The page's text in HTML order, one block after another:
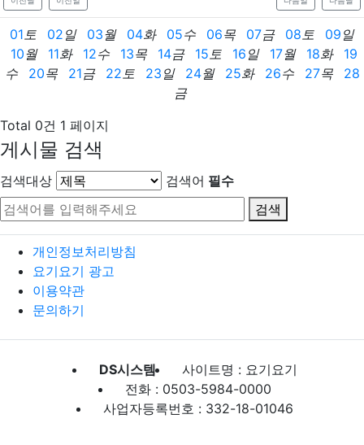
01토 02 일 03월 04화 05수 06목 07금 08토 09 일
10월 11화 12수 13목 14금 15토 16 일 17월 18화
19
수
20목 21금 22토 23 일 24월 25화 26수 27목
28
금
Total 0건 1 페이지
게시물 검색
검색대상 검색어 필수
검색
개인정보처리방침
요기요기 광고
이용약관
문의하기
DS시스템
사이트명 : 요기요기
전화 : 0503-5984-0000
사업자등록번호 : 332-18-01046